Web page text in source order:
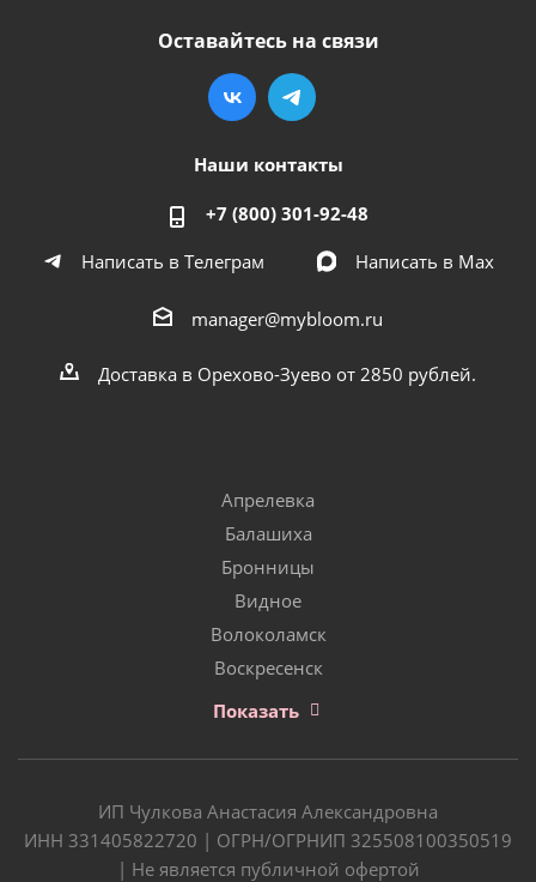
Оставайтесь на связи
Наши контакты
+7 (800) 301-92-48
Написать в Телеграм
Написать в Мах
manager@mybloom.ru
Доставка в Орехово-Зуево от 2850 рублей.
Апрелевка
Балашиха
Бронницы
Видное
Волоколамск
Воскресенск
Показать
ИП Чулкова Анастасия Александровна
ИНН 331405822720 | ОГРН/ОГРНИП 325508100350519
| Не является публичной офертой